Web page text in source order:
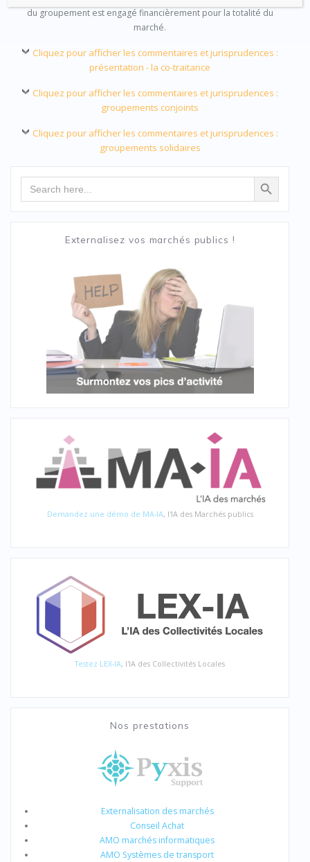
Search Search Button
Externalisez vos marchés publics !
Demandez une démo de MA-IA, l'IA des Marchés publics
Testez LEX-IA, l'IA des Collectivités Locales
Nos prestations
Externalisation des marchés
Conseil Achat
AMO marchés informatiques
AMO Systèmes de transport
du groupement est engagé financièrement pour la totalité du
marché.
Cliquez pour afficher les commentaires et jurisprudences :
présentation - la co-traitance
Cliquez pour afficher les commentaires et jurisprudences :
groupements conjoints
Cliquez pour afficher les commentaires et jurisprudences :
groupements solidaires